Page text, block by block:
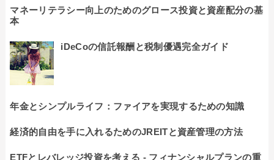
マネーリテラシー向上のためのグロース投資と資産配分の基
本
iDeCoの信託報酬と税制優遇完全ガイド
年金とシンプルライフ：ファイアを実現するための知識
経済的自由を手に入れるためのJREITと資産管理の方法
ETFとレバレッジ投資を考える - フィナンシャルプランの重